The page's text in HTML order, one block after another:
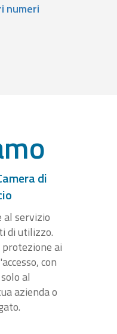
numeri
di
al servizio
di utilizzo.
ai
con
al
azienda o